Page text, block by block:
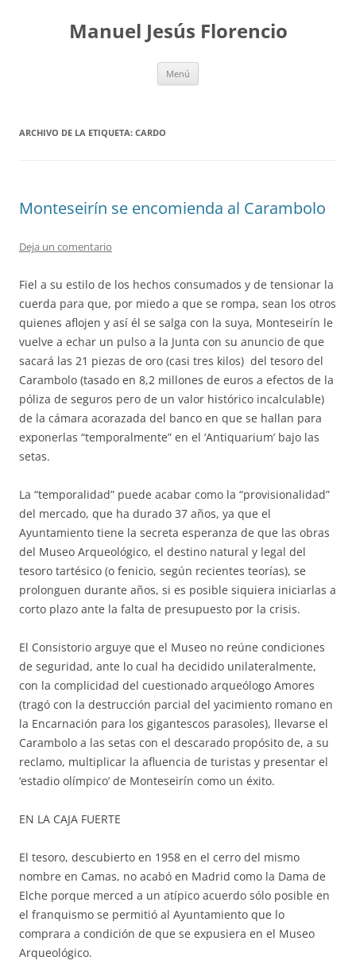
contenidoManuel Jesús Florencio
Menú
ARCHIVO DE LA ETIQUETA: CARDO
Monteseirín se encomienda al Carambolo
Deja un comentario
Fiel a su estilo de los hechos consumados y de tensionar la
cuerda para que, por miedo a que se rompa, sean los otros
quienes aflojen y así él se salga con la suya, Monteseirín le
vuelve a echar un pulso a la Junta con su anuncio de que
sacará las 21 piezas de oro (casi tres kilos) del tesoro del
Carambolo (tasado en 8,2 millones de euros a efectos de la
póliza de seguros pero de un valor histórico incalculable)
de la cámara acorazada del banco en que se hallan para
exponerlas “temporalmente” en el ‘Antiquarium’ bajo las
setas.
La “temporalidad” puede acabar como la “provisionalidad”
del mercado, que ha durado 37 años, ya que el
Ayuntamiento tiene la secreta esperanza de que las obras
del Museo Arqueológico, el destino natural y legal del
tesoro tartésico (o fenicio, según recientes teorías), se
prolonguen durante años, si es posible siquiera iniciarlas a
corto plazo ante la falta de presupuesto por la crisis.
El Consistorio arguye que el Museo no reúne condiciones
de seguridad, ante lo cual ha decidido unilateralmente,
con la complicidad del cuestionado arqueólogo Amores
(tragó con la destrucción parcial del yacimiento romano en
la Encarnación para los gigantescos parasoles), llevarse el
Carambolo a las setas con el descarado propósito de, a su
reclamo, multiplicar la afluencia de turistas y presentar el
‘estadio olímpico’ de Monteseirín como un éxito.
EN LA CAJA FUERTE
El tesoro, descubierto en 1958 en el cerro del mismo
nombre en Camas, no acabó en Madrid como la Dama de
Elche porque merced a un atípico acuerdo sólo posible en
el franquismo se permitió al Ayuntamiento que lo
comprara a condición de que se expusiera en el Museo
Arqueológico.